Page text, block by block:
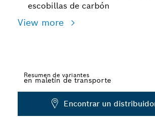
escobillas de carbón
View more
Resumen de variantes
Dropdown
Encontrar un